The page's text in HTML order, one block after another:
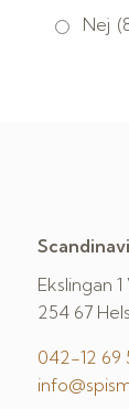
Nej
Ekslingan
254 67
042-12 69